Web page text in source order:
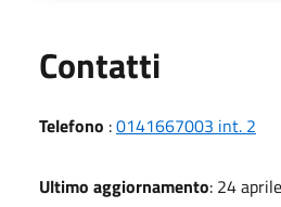
Contatti
Telefono :0141667003 int. 2
Ultimo aggiornamento: 24